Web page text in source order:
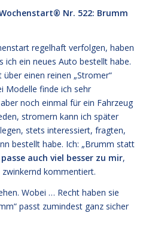
Nr. 522: Brumm
regelhaft verfolgen, haben
ich ein neues Auto bestellt habe.
einen reinen „Stromer“
Modelle finde ich sehr
noch einmal für ein Fahrzeug
stromern kann ich später
stets interessiert, fragten,
bestellt habe. Ich: „Brumm statt
passe auch viel besser zu mir,
zwinkernd kommentiert.
Wobei … Recht haben sie
passt zumindest ganz sicher